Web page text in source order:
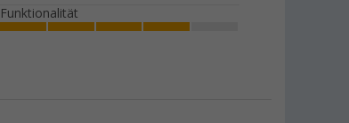
Funktionalität